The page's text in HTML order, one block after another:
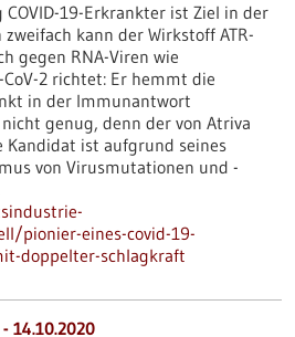
19-Erkrankter ist Ziel in der
kann der Wirkstoff ATR-
gegen RNA-Viren wie
2 richtet: Er hemmt die
in der Immunantwort
genug, denn der von Atriva
Kandidat ist aufgrund seines
von Virusmutationen und -
pionier-eines-covid-19-
doppelter-schlagkraft
14.10.2020